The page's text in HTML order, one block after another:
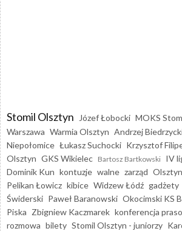
Stomil Olsztyn Józef Łobocki MOKS
Warszawa Warmia Olsztyn Andrzej
Niepołomice Łukasz Suchocki Krzysztof
Olsztyn GKS Wikielec Bartosz Bartkowski IV
Dominik Kun kontuzje walne zarząd Olsztyn
Pelikan Łowicz kibice Widzew Łódź gadżety
Świderski Paweł Baranowski Okocimski KS
Piska Zbigniew Kaczmarek konferencja
rozmowa bilety Stomil Olsztyn - juniorzy